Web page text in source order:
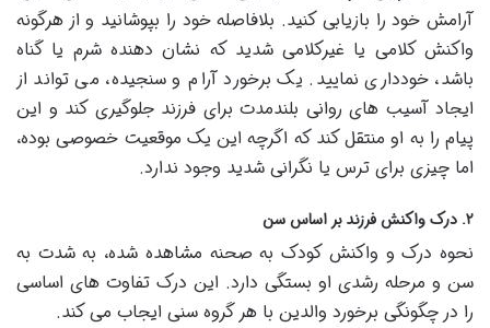
آرامش خود را بازیابی کنید. بلافاصله خود را بپوشانید و از هرگونه
واکنش کلامی یا غیرکلامی شدید که نشان دهنده شرم یا گناه
باشد، خودداری نمایید. یک برخورد آرام و سنجیده، می تواند از
ایجاد آسیب های روانی بلندمدت برای فرزند جلوگیری کند و این
پیام را به او منتقل کند که اگرچه این یک موقعیت خصوصی بوده،
اما چیزی برای ترس یا نگرانی شدید وجود ندارد.
۲. درک واکنش فرزند بر اساس سن
نحوه درک و واکنش کودک به صحنه مشاهده شده، به شدت به
سن و مرحله رشدی او بستگی دارد. این درک تفاوت های اساسی
را در چگونگی برخورد والدین با هر گروه سنی ایجاب می کند.